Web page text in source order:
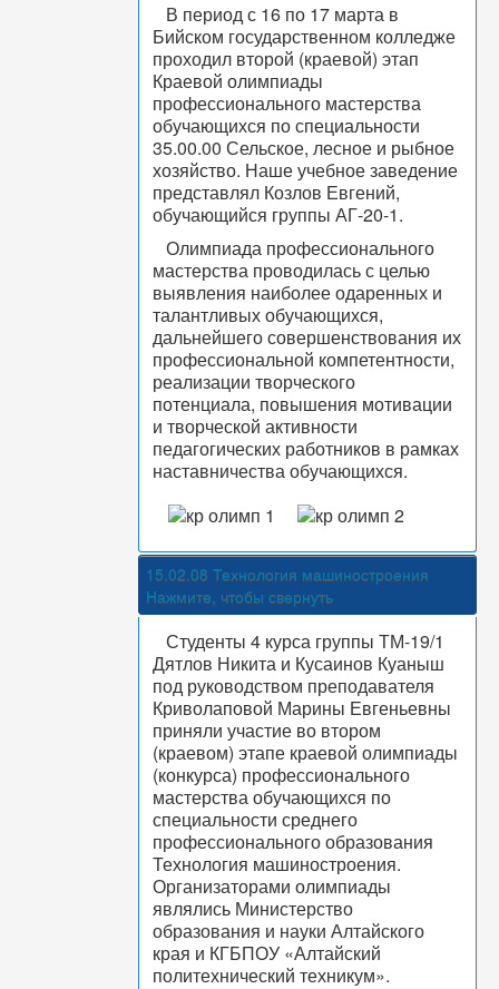
В период с 16 по 17 марта в
Бийском государственном колледже
проходил второй (краевой) этап
Краевой олимпиады
профессионального мастерства
обучающихся по специальности
35.00.00 Сельское, лесное и рыбное
хозяйство. Наше учебное заведение
представлял Козлов Евгений,
обучающийся группы АГ-20-1.
Олимпиада профессионального
мастерства проводилась с целью
выявления наиболее одаренных и
талантливых обучающихся,
дальнейшего совершенствования их
профессиональной компетентности,
реализации творческого
потенциала, повышения мотивации
и творческой активности
педагогических работников в рамках
наставничества обучающихся.
15.02.08 Технология машиностроения
Нажмите, чтобы свернуть
Студенты 4 курса группы ТМ-19/1
Дятлов Никита и Кусаинов Куаныш
под руководством преподавателя
Криволаповой Марины Евгеньевны
приняли участие во втором
(краевом) этапе краевой олимпиады
(конкурса) профессионального
мастерства обучающихся по
специальности среднего
профессионального образования
Технология машиностроения.
Организаторами олимпиады
являлись Министерство
образования и науки Алтайского
края и КГБПОУ «Алтайский
политехнический техникум».